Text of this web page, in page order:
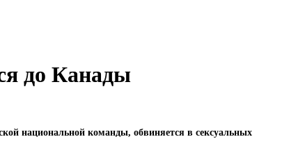
до Канады
национальной команды, обвиняется в сексуальных